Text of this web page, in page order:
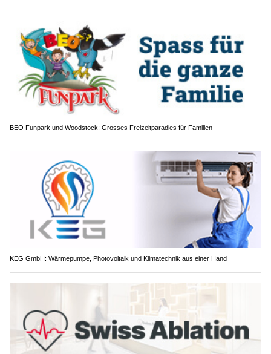
BEO Funpark und Woodstock: Grosses Freizeitparadies für Familien
KEG GmbH: Wärmepumpe, Photovoltaik und Klimatechnik aus einer Hand